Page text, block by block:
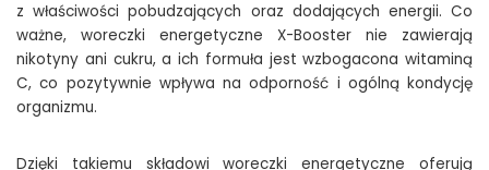
z właściwości pobudzających oraz dodających energii. Co
ważne, woreczki energetyczne X-Booster nie zawierają
nikotyny ani cukru, a ich formuła jest wzbogacona witaminą
C, co pozytywnie wpływa na odporność i ogólną kondycję
organizmu.
Dzięki takiemu składowi woreczki energetyczne oferują